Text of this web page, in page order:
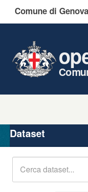
Comune di Genova
Organizzazioni
Gruppi
Dataset